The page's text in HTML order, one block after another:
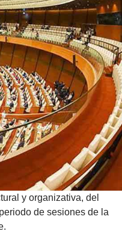
y organizativa, del
de sesiones de la